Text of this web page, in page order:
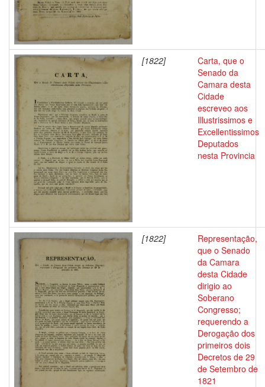
[1822]
Carta, que o
Senado da
Camara desta
Cidade
escreveo aos
Illustrissimos e
Excellentissimos
Deputados
nesta Provincia
[1822]
Representação,
que o Senado
da Camara
desta Cidade
dirigio ao
Soberano
Congresso;
requerendo a
Derogação dos
primeiros dois
Decretos de 29
de Setembro de
1821